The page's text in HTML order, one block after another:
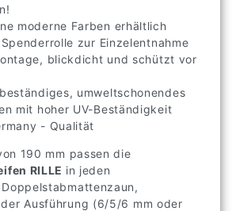
moderne Farben erhältlich
zur Einzelentnahme
blickdicht und schützt vor
umweltschonendes
mit hoher UV-Beständigkeit
- Qualität
190 mm passen die
RILLE in jeden
Ausführung (6/5/6 mm oder